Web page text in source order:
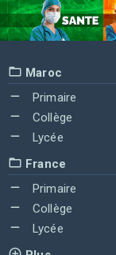
Maroc
Primaire
Collège
Lycée
France
Primaire
Collège
Lycée